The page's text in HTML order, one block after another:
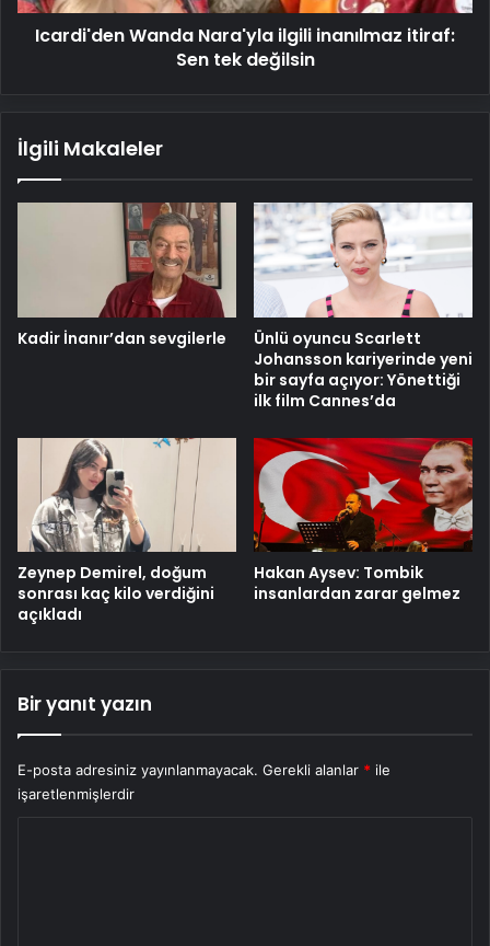
değilsin
Icardi'den Wanda Nara'yla ilgili inanılmaz itiraf:
Sen tek değilsin
İlgili Makaleler
Kadir İnanır’dan sevgilerle
Ünlü oyuncu Scarlett
Johansson kariyerinde yeni
bir sayfa açıyor: Yönettiği
ilk film Cannes’da
Zeynep Demirel, doğum
sonrası kaç kilo verdiğini
açıkladı
Hakan Aysev: Tombik
insanlardan zarar gelmez
Bir yanıt yazın
E-posta adresiniz yayınlanmayacak. Gerekli alanlar * ile
işaretlenmişlerdir